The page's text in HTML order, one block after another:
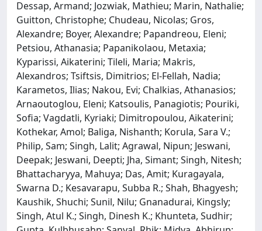
Dessap, Armand; Jozwiak, Mathieu; Marin, Nathalie;
Guitton, Christophe; Chudeau, Nicolas; Gros,
Alexandre; Boyer, Alexandre; Papandreou, Eleni;
Petsiou, Athanasia; Papanikolaou, Metaxia;
Kyparissi, Aikaterini; Tileli, Maria; Makris,
Alexandros; Tsiftsis, Dimitrios; El-Fellah, Nadia;
Karametos, Ilias; Nakou, Evi; Chalkias, Athanasios;
Arnaoutoglou, Eleni; Katsoulis, Panagiotis; Pouriki,
Sofia; Vagdatli, Kyriaki; Dimitropoulou, Aikaterini;
Kothekar, Amol; Baliga, Nishanth; Korula, Sara V.;
Philip, Sam; Singh, Lalit; Agrawal, Nipun; Jeswani,
Deepak; Jeswani, Deepti; Jha, Simant; Singh, Nitesh;
Bhattacharyya, Mahuya; Das, Amit; Kuragayala,
Swarna D.; Kesavarapu, Subba R.; Shah, Bhagyesh;
Kaushik, Shuchi; Sunil, Nilu; Gnanadurai, Kingsly;
Singh, Atul K.; Singh, Dinesh K.; Khunteta, Sudhir;